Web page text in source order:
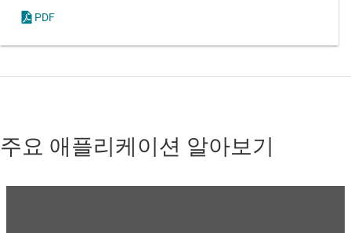
PDF
주요 애플리케이션 알아보기